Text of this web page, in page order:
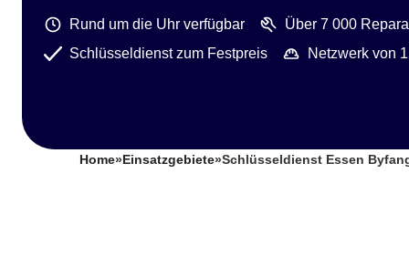
Rund um die Uhr verfügbar
Über 7 000
Schlüsseldienst zum Festpreis
Netzwerk von
Home» Einsatzgebiete»Schlüsseldienst Essen